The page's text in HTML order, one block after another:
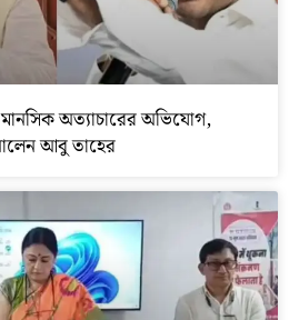
অত্যাচারের অভিযোগ,
আবু তাহের